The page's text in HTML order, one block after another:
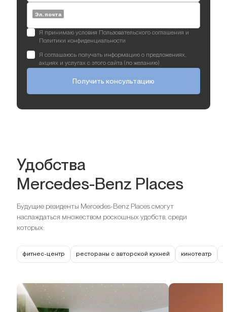
Эл. почта
Я принимаю условия Пользовательского соглашения и
Политики конфиденциальности
Я соглашаюсь получать информацию о предложениях,
акциях и услугах с этого сайта (по желанию)
Получить консультацию
Удобства
Mercedes-Benz Places
Будущие резиденты Mercedes-Benz Places смогут
наслаждаться множеством роскошных удобств, среди
которых:
фитнес-центр рестораны с авторской кухней кинотеатр